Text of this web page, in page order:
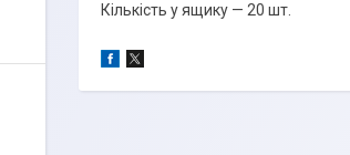
Кількість у ящику — 20 шт.